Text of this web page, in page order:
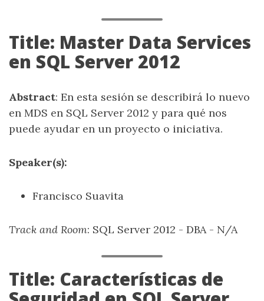
Title: Master Data Services
en SQL Server 2012
Abstract: En esta sesión se describirá lo nuevo
en MDS en SQL Server 2012 y para qué nos
puede ayudar en un proyecto o iniciativa.
Speaker(s):
Francisco Suavita
Track and Room: SQL Server 2012 - DBA - N/A
Title: Características de